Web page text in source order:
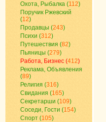
Охота, Рыбалка (112)
Поручик Ржевский
(12)
Продавцы (243)
Психи (312)
Путешествия (82)
Пьяницы (279)
Работа, Бизнес (412)
Реклама, Объявления
(89)
Религия (316)
Свидания (165)
Секретарши (109)
Соседи, Гости (154)
Спорт (105)